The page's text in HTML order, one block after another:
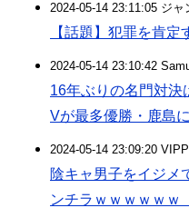
2024-05-14 23:11:05 ジャ
【話題】犯罪を肯
2024-05-14 23:10:42
16年ぶりの名門対決
Vが最多優勝・鹿島
2024-05-14 23:09:20
陰キャ男子をイジメ
ンチラｗｗｗｗｗｗ